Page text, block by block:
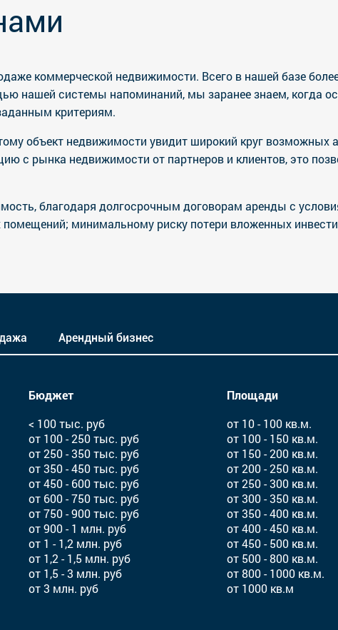
коммерческой недвижимости. Всего в нашей базе
нашей системы напоминаний, мы заранее знаем, когда
критериям.
объект недвижимости увидит широкий круг возможных
с рынка недвижимости от партнеров и клиентов, это
благодаря долгосрочным договорам аренды с
минимальному риску потери вложенных
Арендный бизнес
Бюджет
< 100 тыс. руб
от 100 - 250 тыс. руб
от 250 - 350 тыс. руб
от 350 - 450 тыс. руб
от 450 - 600 тыс. руб
от 600 - 750 тыс. руб
от 750 - 900 тыс. руб
от 900 - 1 млн. руб
от 1 - 1,2 млн. руб
от 1,2 - 1,5 млн. руб
от 1,5 - 3 млн. руб
от 3 млн. руб
Площади
от 10 - 100 кв.м.
от 100 - 150 кв.м.
от 150 - 200 кв.м.
от 200 - 250 кв.м.
от 250 - 300 кв.м.
от 300 - 350 кв.м.
от 350 - 400 кв.м.
от 400 - 450 кв.м.
от 450 - 500 кв.м.
от 500 - 800 кв.м.
от 800 - 1000 кв.м.
от 1000 кв.м